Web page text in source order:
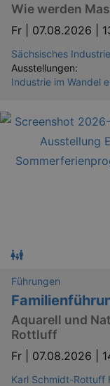
Wie werden
Fr | 07.08.2026 |
Sächsisches
Ausstellungen:
Industrie im Wandel
Führungen
Aquarell und
Rottluff
Fr | 07.08.2026 |
Karl Schmidt-Rottuff